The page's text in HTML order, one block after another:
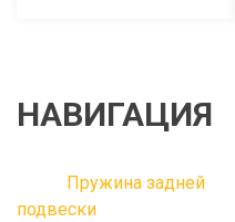
НАВИГАЦИЯ
Пружина задней
подвески